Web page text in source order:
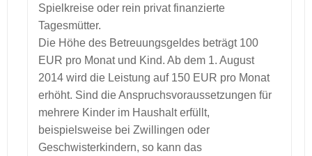
Spielkreise oder rein privat finanzierte
Tagesmütter.
Die Höhe des Betreuungsgeldes beträgt 100
EUR pro Monat und Kind. Ab dem 1. August
2014 wird die Leistung auf 150 EUR pro Monat
erhöht. Sind die Anspruchsvoraussetzungen für
mehrere Kinder im Haushalt erfüllt,
beispielsweise bei Zwillingen oder
Geschwisterkindern, so kann das